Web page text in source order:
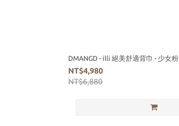
DMANGD - illi 絕美舒適背巾 - 少女粉
NT$4,980
NT$6,880